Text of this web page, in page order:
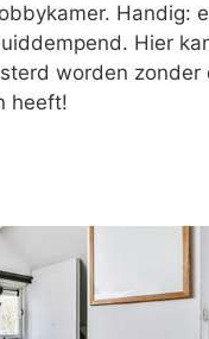
Handig:
Hier
worden zonder
heeft!